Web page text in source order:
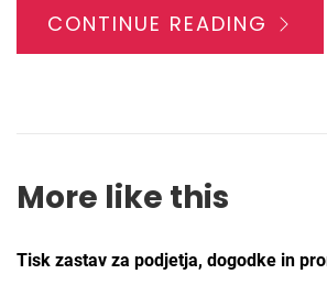
CONTINUE READING
More like this
Tisk zastav za podjetja, dogodke in